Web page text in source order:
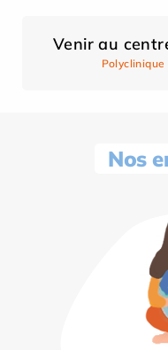
Venir au
Polyclinique
Nos